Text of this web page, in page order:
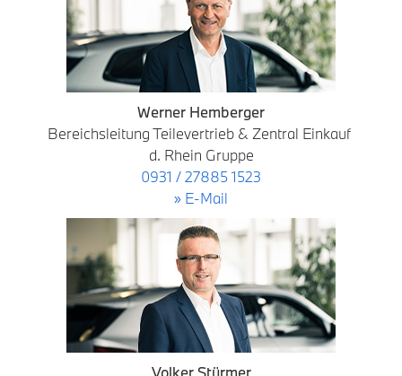
Werner Hemberger
Bereichsleitung Teilevertrieb & Zentral Einkauf
d. Rhein Gruppe
0931 / 27885 1523
» E-Mail
Volker Stürmer